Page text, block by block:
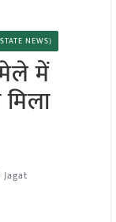
NEWS)
में